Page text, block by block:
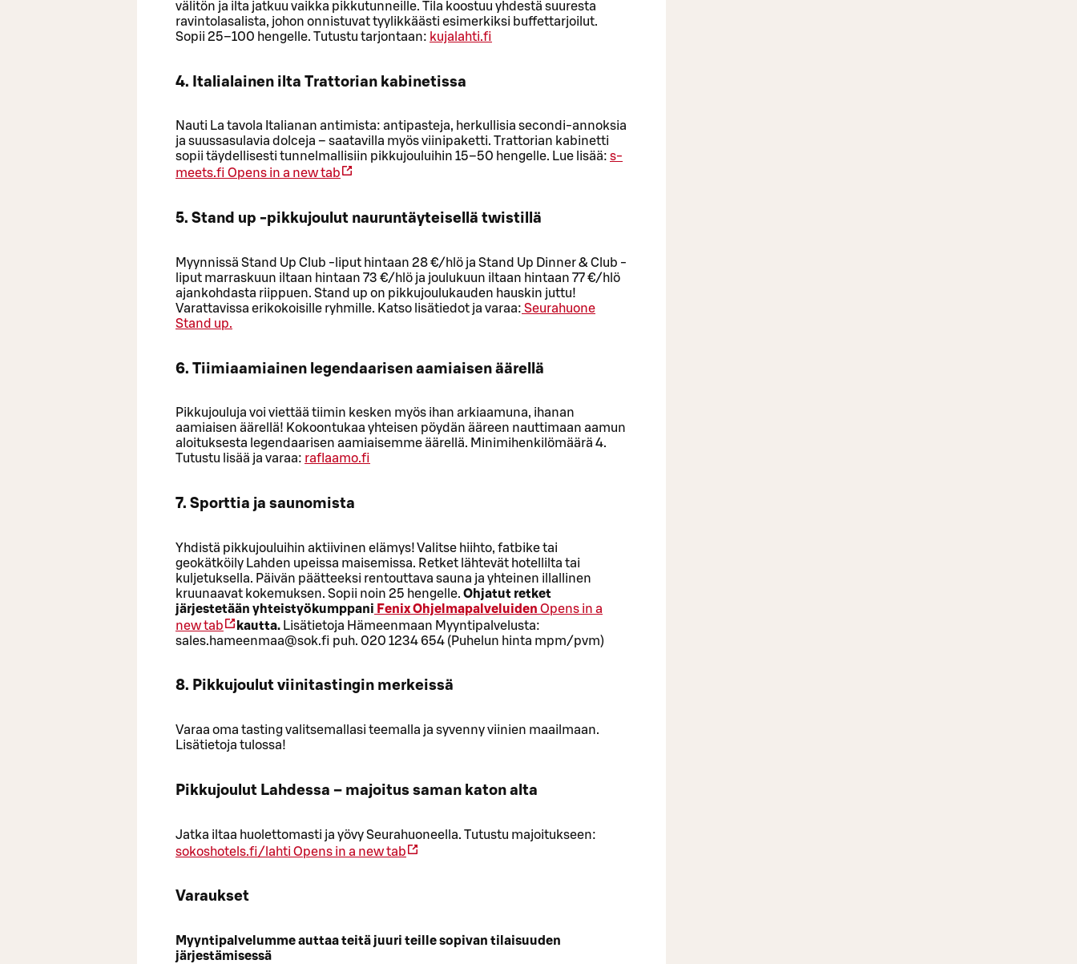
välitön ja ilta jatkuu vaikka pikkutunneille. Tila koostuu yhdestä suuresta
ravintolasalista, johon onnistuvat tyylikkäästi esimerkiksi buffettarjoilut.
Sopii 25–100 hengelle. Tutustu tarjontaan: kujalahti.fi
4. Italialainen ilta Trattorian kabinetissa
Nauti La tavola Italianan antimista: antipasteja, herkullisia secondi-annoksia
ja suussasulavia dolceja – saatavilla myös viinipaketti. Trattorian kabinetti
sopii täydellisesti tunnelmallisiin pikkujouluihin 15–50 hengelle. Lue lisää: s-
meets.fi Opens in a new tab
5. Stand up -pikkujoulut nauruntäyteisellä twistillä
Myynnissä Stand Up Club -liput hintaan 28 €/hlö ja Stand Up Dinner & Club -
liput marraskuun iltaan hintaan 73 €/hlö ja joulukuun iltaan hintaan 77 €/hlö
ajankohdasta riippuen. Stand up on pikkujoulukauden hauskin juttu!
Varattavissa erikokoisille ryhmille. Katso lisätiedot ja varaa: Seurahuone
Stand up.
6. Tiimiaamiainen legendaarisen aamiaisen äärellä
Pikkujouluja voi viettää tiimin kesken myös ihan arkiaamuna, ihanan
aamiaisen äärellä! Kokoontukaa yhteisen pöydän ääreen nauttimaan aamun
aloituksesta legendaarisen aamiaisemme äärellä. Minimihenkilömäärä 4.
Tutustu lisää ja varaa: raflaamo.fi
7. Sporttia ja saunomista
Yhdistä pikkujouluihin aktiivinen elämys! Valitse hiihto, fatbike tai
geokätköily Lahden upeissa maisemissa. Retket lähtevät hotellilta tai
kuljetuksella. Päivän päätteeksi rentouttava sauna ja yhteinen illallinen
kruunaavat kokemuksen. Sopii noin 25 hengelle. Ohjatut retket
järjestetään yhteistyökumppani Fenix Ohjelmapalveluiden Opens in a
new tab
kautta. Lisätietoja Hämeenmaan Myyntipalvelusta:
sales.hameenmaa@sok.fi puh. 020 1234 654 (Puhelun hinta mpm/pvm)
8. Pikkujoulut viinitastingin merkeissä
Varaa oma tasting valitsemallasi teemalla ja syvenny viinien maailmaan.
Lisätietoja tulossa!
Pikkujoulut Lahdessa – majoitus saman katon alta
Jatka iltaa huolettomasti ja yövy Seurahuoneella. Tutustu majoitukseen:
sokoshotels.fi/lahti Opens in a new tab
Varaukset
Myyntipalvelumme auttaa teitä juuri teille sopivan tilaisuuden
järjestämisessä